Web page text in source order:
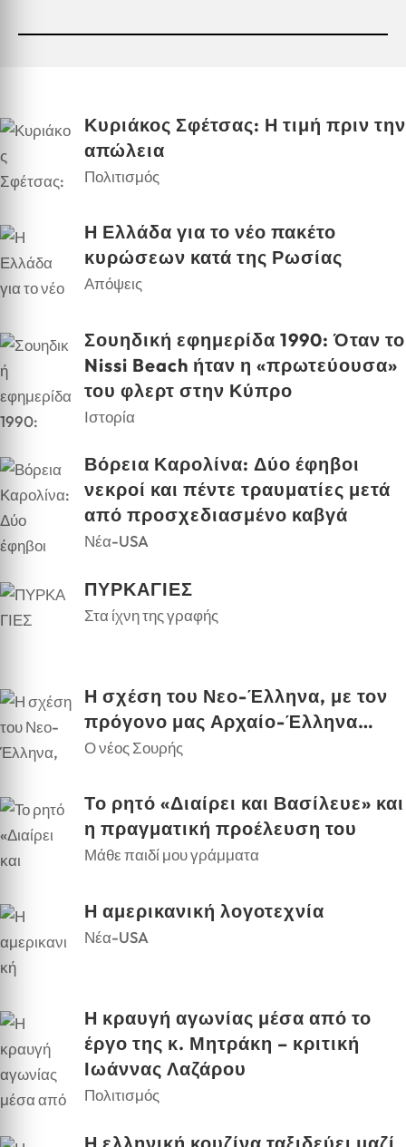
Κυριάκος Σφέτσας: Η τιμή πριν την
απώλεια
Πολιτισμός
Η Ελλάδα για το νέο πακέτο
κυρώσεων κατά της Ρωσίας
Απόψεις
Σουηδική εφημερίδα 1990: Όταν το
Nissi Beach ήταν η «πρωτεύουσα»
του φλερτ στην Κύπρο
Ιστορία
Βόρεια Καρολίνα: Δύο έφηβοι
νεκροί και πέντε τραυματίες μετά
από προσχεδιασμένο καβγά
Νέα-USA
ΠΥΡΚΑΓΙΕΣ
Στα ίχνη της γραφής
Η σχέση του Νεο-Έλληνα, με τον
πρόγονο μας Αρχαίο-Έλληνα…
Ο νέος Σουρής
Το ρητό «Διαίρει και Βασίλευε» και
η πραγματική προέλευση του
Μάθε παιδί μου γράμματα
Η αμερικανική λογοτεχνία
Νέα-USA
Η κραυγή αγωνίας μέσα από το
έργο της κ. Μητράκη – κριτική
Ιωάννας Λαζάρου
Πολιτισμός